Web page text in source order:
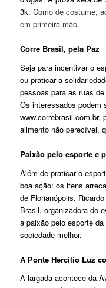
3k.Como de costume,
em primeira mão.
Corre Brasil, pela Paz
Seja para incentivar o
ou praticar a
pessoas para as ruas
Os interessados podem
www.correbrasil.com.br,
alimento não perecível,
Paixão pelo esporte e
Além de praticar o
boa ação: os itens
de Florianópolis.
Brasil, organizadora do
a paixão pelo esporte
sociedade melhor.
A Ponte Hercílio Luz
A largada acontece da